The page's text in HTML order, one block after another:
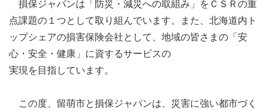
損保ジャパンは「防災・減災への取組み」をＣＳＲの重
点課題の１つとして取り組んでいます。また、北海道内ト
ップシェアの損害保険会社として、地域の皆さまの「安
心・安全・健康」に資するサービスの
実現を目指しています。
この度、留萌市と損保ジャパンは、災害に強い都市づく